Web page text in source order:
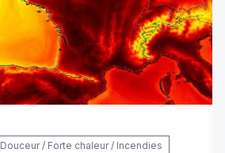
Douceur / Forte chaleur / Incendies